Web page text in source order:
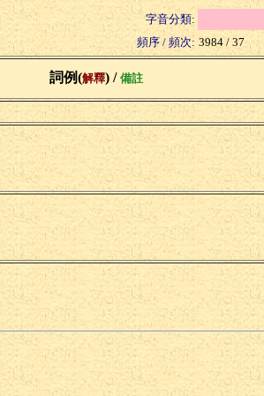
字音分類:
頻序 / 頻次: 3984 / 37
詞例(解釋) / 備註